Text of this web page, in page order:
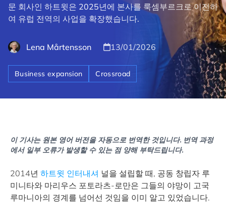
문 회사인 하트윗은 2025년에 본사를 룩셈부르크로 이전하
여 유럽 전역의 사업을 확장했습니다.
Lena Mårtensson 13/01/2026
Business expansion Crossroad
이 기사는 원본 영어 버전을 자동으로 번역한 것입니다. 번역 과정
에서 일부 오류가 발생할 수 있는 점 양해 부탁드립니다.
2014년 하트윗 인터내셔 널을 설립할 때, 공동 창립자 루
미니타와 마리우스 포토라츠-로만은 그들의 야망이 고국
루마니아의 경계를 넘어선 것임을 이미 알고 있었습니다.